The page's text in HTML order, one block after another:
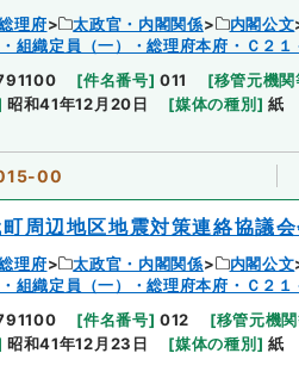
理府 太政官・内閣関係 内閣公文
組織定員（一）・総理府本府・Ｃ２１
[件名番号] 011 [移管元機関
昭和41年12月20日 [媒体の種別 ] 紙
00
周辺地区地震対策連絡協議
理府 太政官・内閣関係 内閣公文
組織定員（一）・総理府本府・Ｃ２１
[件名番号] 012 [移管元機
昭和41年12月23日 [媒体の種別 ] 紙